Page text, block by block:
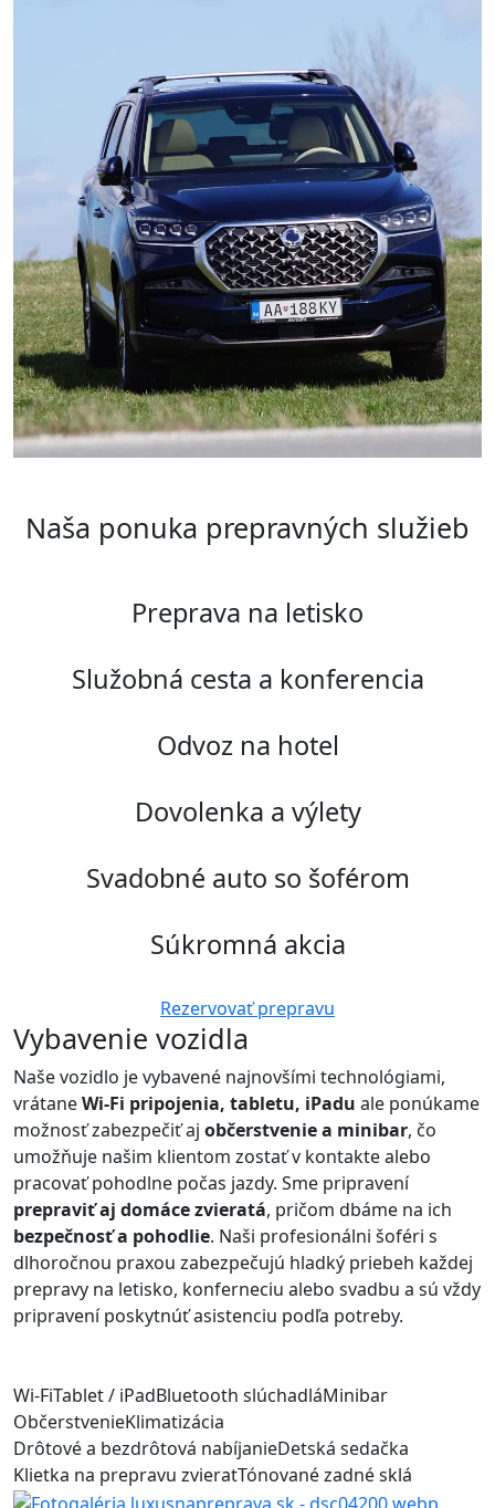
Naša ponuka prepravných služieb
Preprava na letisko
Služobná cesta a konferencia
Odvoz na hotel
Dovolenka a výlety
Svadobné auto so šoférom
Súkromná akcia
Rezervovať prepravu
Vybavenie vozidla
Naše vozidlo je vybavené najnovšími technológiami,
vrátaneWi-Fi pripojenia, tabletu, iPadu ale ponúkame
možnosť zabezpečiť aj občerstvenie a minibar, čo
umožňuje našim klientom zostať v kontakte alebo
pracovať pohodlne počas jazdy. Sme pripravení
prepraviť aj domáce zvieratá, pričom dbáme na ich
bezpečnosť a pohodlie. Naši profesionálni šoféri s
dlhoročnou praxou zabezpečujú hladký priebeh každej
prepravy na letisko, konferneciu alebo svadbu a sú vždy
pripravení poskytnúť asistenciu podľa potreby.
Wi-FiTablet / iPadBluetooth slúchadláMinibar
ObčerstvenieKlimatizácia
Drôtové a bezdrôtová nabíjanieDetská sedačka
Klietka na prepravu zvieratTónované zadné sklá